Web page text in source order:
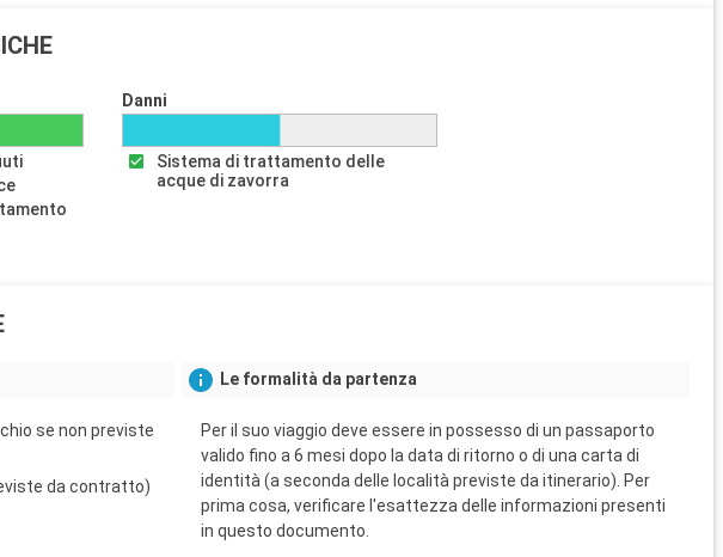
Danni
Sistema di trattamento delle
acque di zavorra
se non previste
da contratto)
Le formalità da partenza
Per il suo viaggio deve essere in possesso di un passaporto
valido fino a 6 mesi dopo la data di ritorno o di una carta di
identità (a seconda delle località previste da itinerario). Per
prima cosa, verificare l'esattezza delle informazioni presenti
in questo documento.